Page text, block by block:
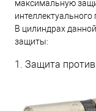
максимальную
В цилиндрах
защиты:
1. Защита